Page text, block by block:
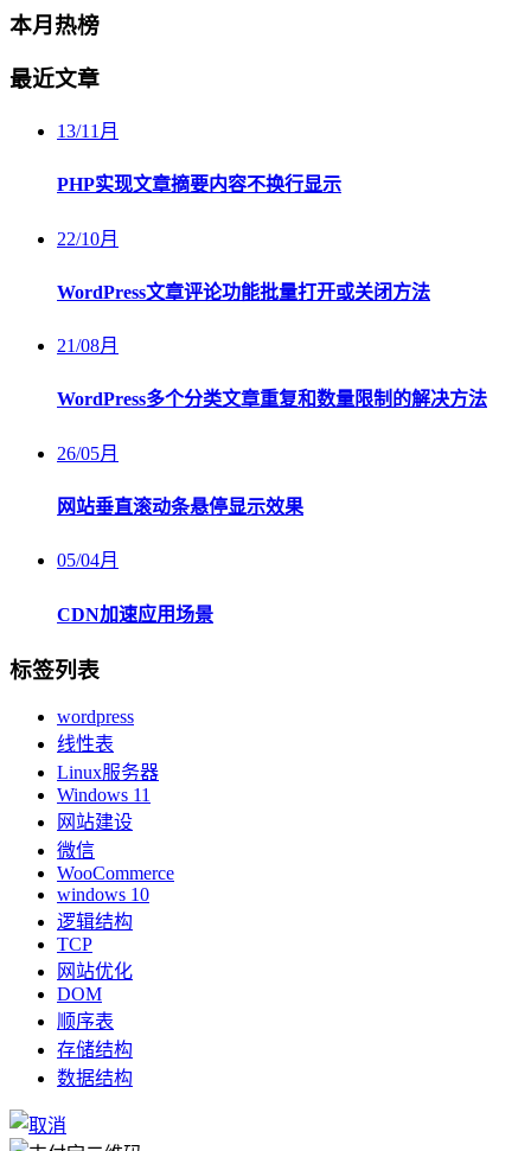
本月热榜
最近文章
13/11月
PHP实现文章摘要内容不换行显示
22/10月
WordPress文章评论功能批量打开或关闭方法
21/08月
WordPress多个分类文章重复和数量限制的解决方法
26/05月
网站垂直滚动条悬停显示效果
05/04月
CDN加速应用场景
标签列表
wordpress
线性表
Linux服务器
Windows 11
网站建设
微信
WooCommerce
windows 10
逻辑结构
TCP
网站优化
DOM
顺序表
存储结构
数据结构